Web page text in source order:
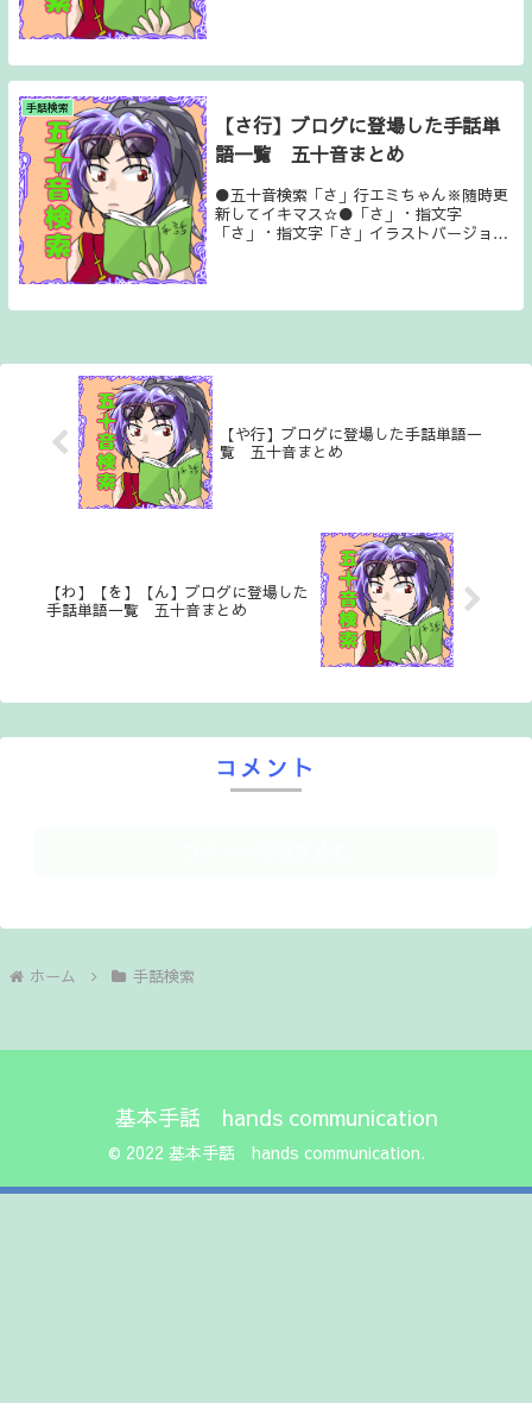
ョン・似合う・匂い・...
手話検索
【さ行】ブログに登場した手話単
語一覧 五十音まとめ
●五十音検索「さ」行エミちゃん※随時更
新してイキマス☆●「さ」・指文字
「さ」・指文字「さ」イラストバージョ
の日、ひな祭り)・...
【や行】ブログに登場した手話単語一
覧 五十音まとめ
【わ】【を】【ん】ブログに登場した
手話単語一覧 五十音まとめ
コメント
ホーム 手話検索
基本手話 hands communication
© 2022 基本手話 hands communication.